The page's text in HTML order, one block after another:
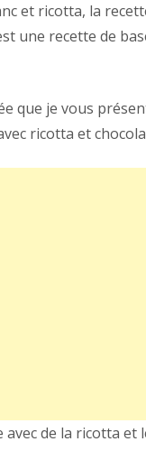
et ricotta, la
une recette de
que je vous
ricotta et
avec de la ricotta